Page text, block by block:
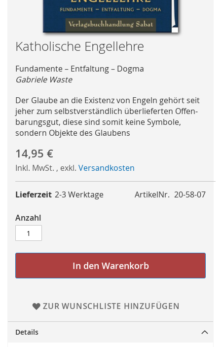
Skip
to
the
beginning
of
the
images
gallery
Katholische Engellehre
Fundamente – Entfaltung – Dogma
Gabriele Waste
Der Glaube an die Existenz von Engeln gehört seit
jeher zum selbstverständlich überlieferten Offen­
barungsgut, diese sind somit keine Symbole,
sondern Objekte des Glaubens
14,95 €
Inkl. MwSt. , exkl. Versandkosten
ArtikelNr. 20-58-07
Lieferzeit 2-3 Werktage
Anzahl
In den Warenkorb
ZUR WUNSCHLISTE HINZUFÜGEN
Details